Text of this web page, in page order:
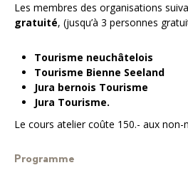
Les membres des organisations
gratuité, (jusqu’à 3 personnes
Tourisme neuchâtelois
Tourisme Bienne Seeland
Jura bernois Tourisme
Jura Tourisme.
Le cours atelier coûte 150.- aux non-
Programme